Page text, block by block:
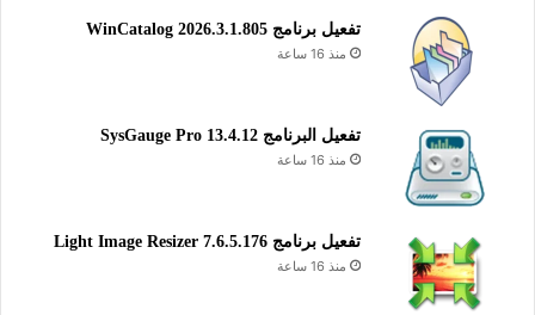
تفعيل برنامج WinCatalog 2026.3.1.805
منذ 16 ساعة
تفعيل البرنامج 13.4.12 SysGauge Pro
منذ 16 ساعة
تفعيل برنامج Light Image Resizer 7.6.5.176
منذ 16 ساعة